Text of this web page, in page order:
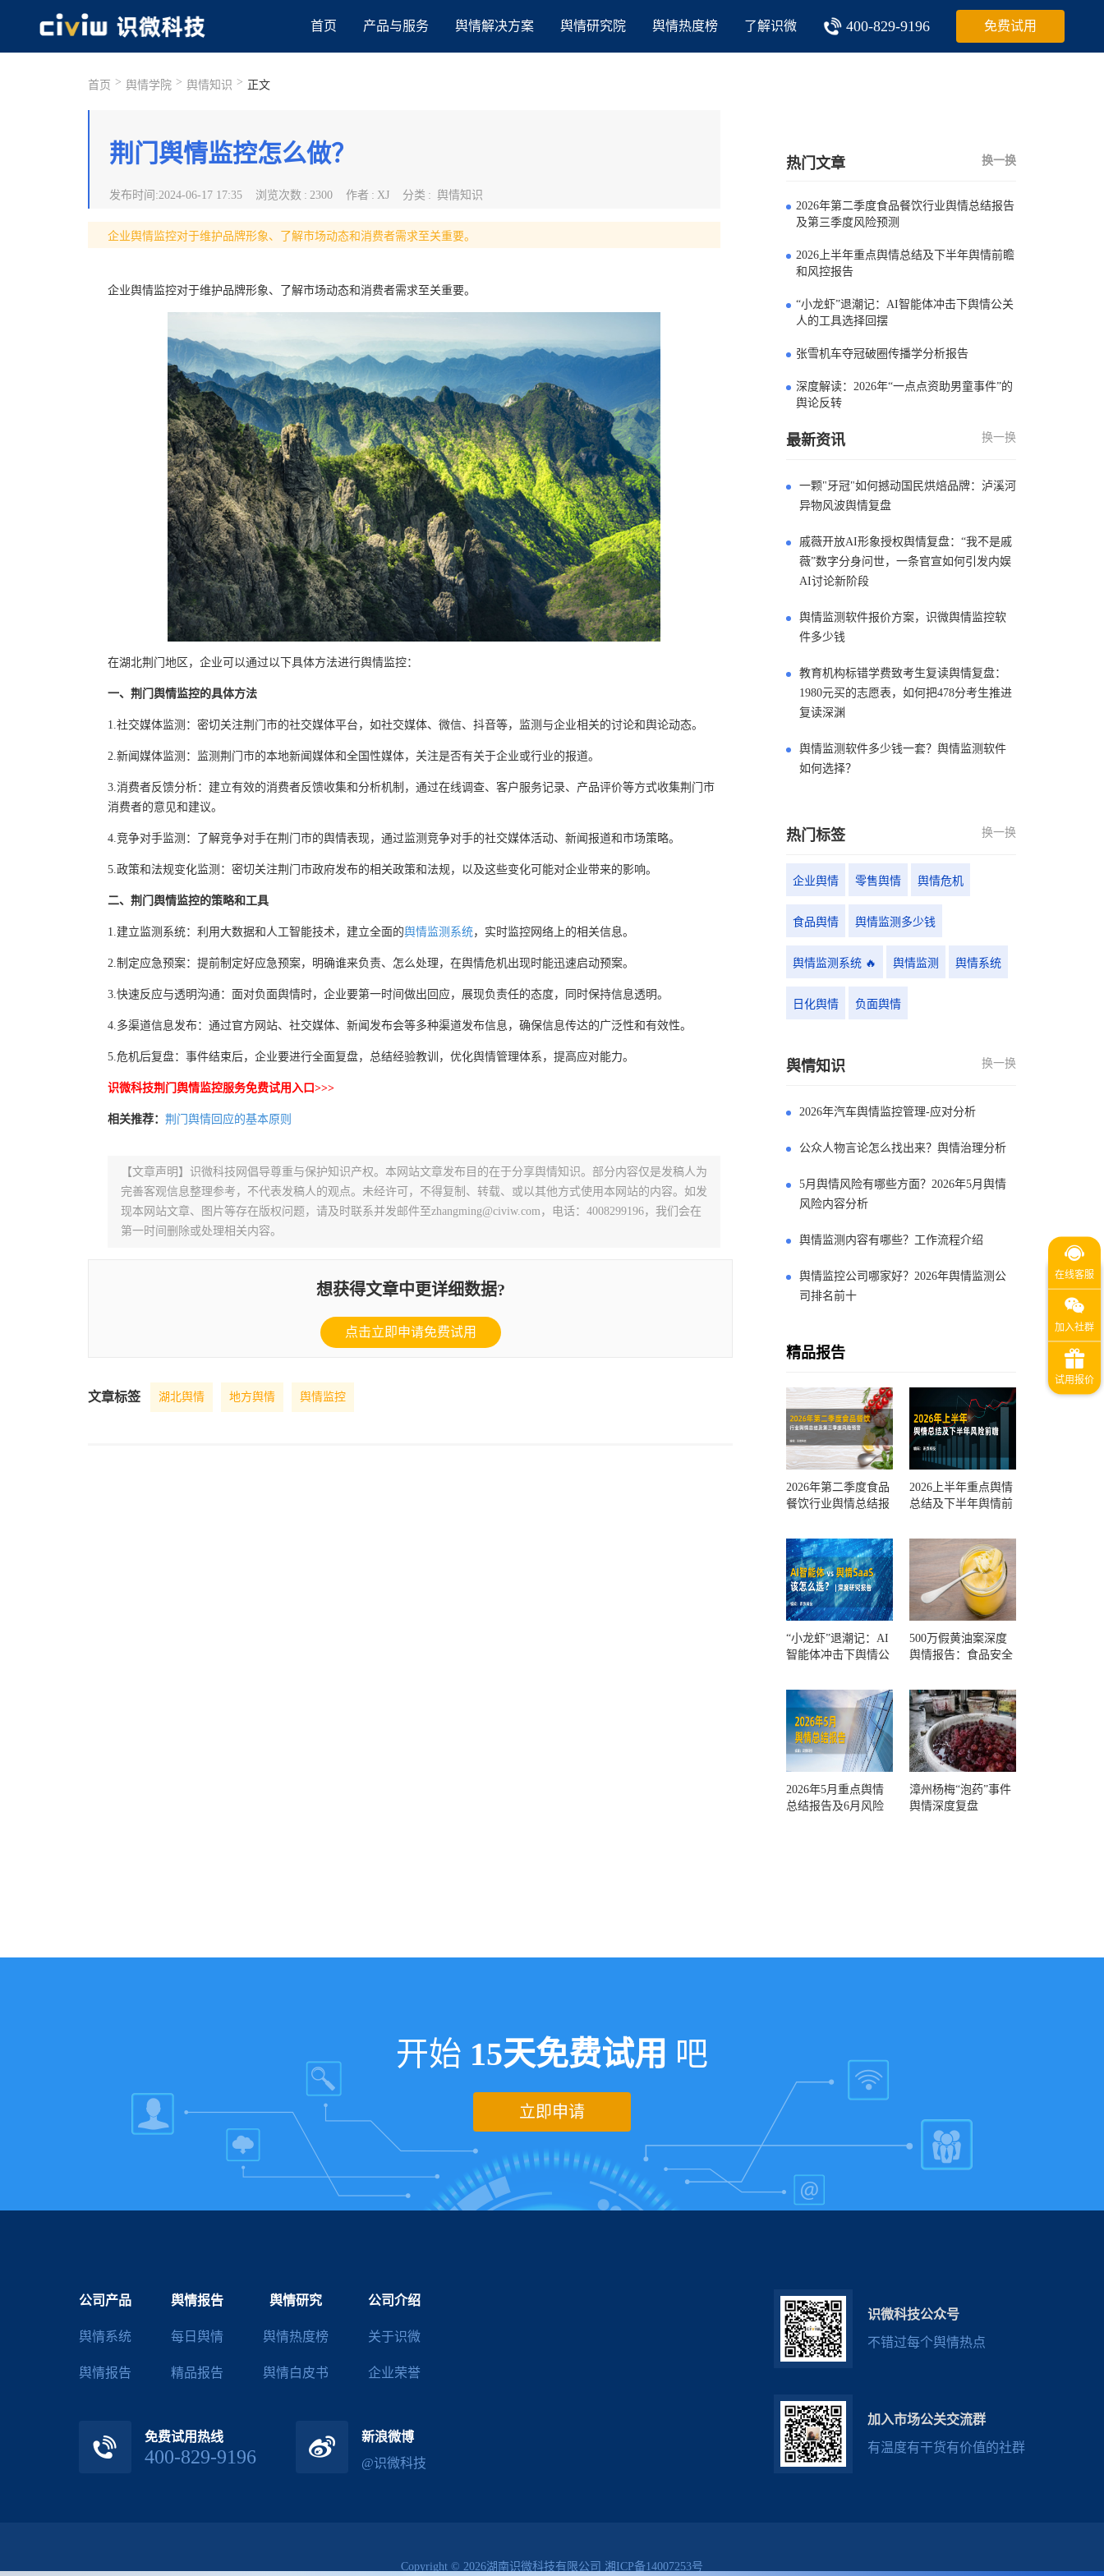
首页 产品与服务 舆情解决方案 舆情研究院 舆情热度榜 了解识微 400-829-9196 免费试用
首页 > 舆情学院 > 舆情知识 > 正文
荆门舆情监控怎么做？
发布时间 :2024-06-17 17:35 浏览次数 : 2300 作者 : XJ 分类 : 舆情知识
企业舆情监控对于维护品牌形象、了解市场动态和消费者需求至关重要。
企业舆情监控对于维护品牌形象、了解市场动态和消费者需求至关重要。
在湖北荆门地区，企业可以通过以下具体方法进行舆情监控：
一、荆门舆情监控的具体方法
1.社交媒体监测：密切关注荆门市的社交媒体平台，如社交媒体、微信、抖音等，监测与企业相关的讨论和舆论动态。
2.新闻媒体监测：监测荆门市的本地新闻媒体和全国性媒体，关注是否有关于企业或行业的报道。
3.消费者反馈分析：建立有效的消费者反馈收集和分析机制，通过在线调查、客户服务记录、产品评价等方式收集荆门市
消费者的意见和建议。
4.竞争对手监测：了解竞争对手在荆门市的舆情表现，通过监测竞争对手的社交媒体活动、新闻报道和市场策略。
5.政策和法规变化监测：密切关注荆门市政府发布的相关政策和法规，以及这些变化可能对企业带来的影响。
二、荆门舆情监控的策略和工具
1.建立监测系统：利用大数据和人工智能技术，建立全面的舆情监测系统，实时监控网络上的相关信息。
2.制定应急预案：提前制定好应急预案，明确谁来负责、怎么处理，在舆情危机出现时能迅速启动预案。
3.快速反应与透明沟通：面对负面舆情时，企业要第一时间做出回应，展现负责任的态度，同时保持信息透明。
4.多渠道信息发布：通过官方网站、社交媒体、新闻发布会等多种渠道发布信息，确保信息传达的广泛性和有效性。
5.危机后复盘：事件结束后，企业要进行全面复盘，总结经验教训，优化舆情管理体系，提高应对能力。
识微科技荆门舆情监控服务免费试用入口>>>
相关推荐： 荆门舆情回应的基本原则
【文章声明】识微科技网倡导尊重与保护知识产权。本网站文章发布目的在于分享舆情知识。部分内容仅是发稿人为
完善客观信息整理参考，不代表发稿人的观点。未经许可，不得复制、转载、或以其他方式使用本网站的内容。如发
现本网站文章、图片等存在版权问题，请及时联系并发邮件至zhangming@civiw.com，电话：4008299196，我们会在
第一时间删除或处理相关内容。
想获得文章中更详细数据?
点击立即申请免费试用
文章标签 湖北舆情 地方舆情 舆情监控
热门文章 换一换
2026年第二季度食品餐饮行业舆情总结报告
及第三季度风险预测
2026上半年重点舆情总结及下半年舆情前瞻
和风控报告
“小龙虾”退潮记：AI智能体冲击下舆情公关
人的工具选择回摆
张雪机车夺冠破圈传播学分析报告
深度解读：2026年“一点点资助男童事件”的
舆论反转
最新资讯 换一换
一颗"牙冠"如何撼动国民烘焙品牌：泸溪河
异物风波舆情复盘
戚薇开放AI形象授权舆情复盘：“我不是戚
薇”数字分身问世，一条官宣如何引发内娱
AI讨论新阶段
舆情监测软件报价方案，识微舆情监控软
件多少钱
教育机构标错学费致考生复读舆情复盘：
1980元买的志愿表，如何把478分考生推进
复读深渊
舆情监测软件多少钱一套？舆情监测软件
如何选择？
热门标签 换一换
企业舆情 零售舆情 舆情危机
食品舆情 舆情监测多少钱
舆情监测系统 🔥 舆情监测 舆情系统
日化舆情 负面舆情
舆情知识 换一换
2026年汽车舆情监控管理-应对分析
公众人物言论怎么找出来？舆情治理分析
5月舆情风险有哪些方面？2026年5月舆情
风险内容分析
舆情监测内容有哪些？工作流程介绍
舆情监控公司哪家好？2026年舆情监测公
司排名前十
精品报告
2026年第二季度食品
餐饮行业舆情总结报
测
2026上半年重点舆情
总结及下半年舆情前
“小龙虾”退潮记：AI
智能体冲击下舆情公
500万假黄油案深度
舆情报告：食品安全
一环？
2026年5月重点舆情
总结报告及6月风险
漳州杨梅“泡药”事件
舆情深度复盘
开始 15天免费试用 吧
立即申请
公司产品
舆情系统
舆情报告
舆情报告
每日舆情
精品报告
舆情研究
舆情热度榜
舆情白皮书
公司介绍
关于识微
企业荣誉
免费试用热线
400-829-9196
新浪微博
@识微科技
识微科技公众号
不错过每个舆情热点
加入市场公关交流群
有温度有干货有价值的社群
Copyright © 2026湖南识微科技有限公司 湘ICP备14007253号